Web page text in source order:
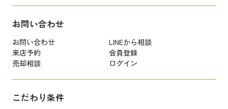
お問い合わせ
お問い合わせ
LINEから相談
来店予約
会員登録
売却相談
ログイン
こだわり条件